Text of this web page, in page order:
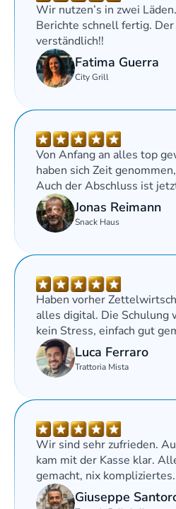
Wir nutzen’s in zwei
Berichte schnell fertig.
verständlich!!
Fatima Guerra
City Grill
Von Anfang an alles top
haben sich Zeit
Auch der Abschluss ist
Jonas Reimann
Snack Haus
Haben vorher
alles digital. Die Schulung
kein Stress, einfach gut
Luca Ferraro
Trattoria Mista
Wir sind sehr zufrieden.
kam mit der Kasse klar.
gemacht, nix kompliziertes.
Giuseppe